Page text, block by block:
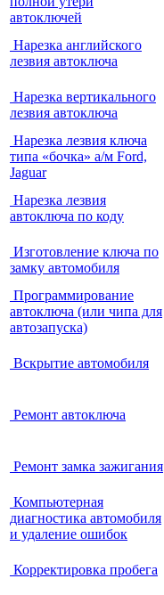
автоключей
Нарезка английского
лезвия автоключа
Нарезка вертикального
лезвия автоключа
Нарезка лезвия ключа
типа «бочка» а/м Ford,
Jaguar
Нарезка лезвия
автоключа по коду
Изготовление ключа по
замку автомобиля
Программирование
автоключа (или чипа для
автозапуска)
Вскрытие автомобиля
Ремонт автоключа
Ремонт замка зажигания
Компьютерная
диагностика автомобиля
и удаление ошибок
Корректировка пробега